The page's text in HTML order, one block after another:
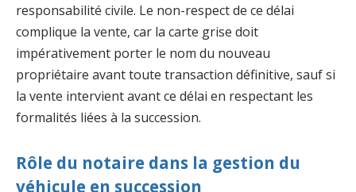
responsabilité civile. Le non-respect de ce délai
complique la vente, car la carte grise doit
impérativement porter le nom du nouveau
propriétaire avant toute transaction définitive, sauf si
la vente intervient avant ce délai en respectant les
formalités liées à la succession.
Rôle du notaire dans la gestion du
véhicule en succession